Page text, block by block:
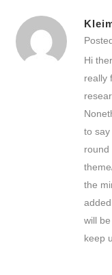
Hi
really
to
round
the
will
keep